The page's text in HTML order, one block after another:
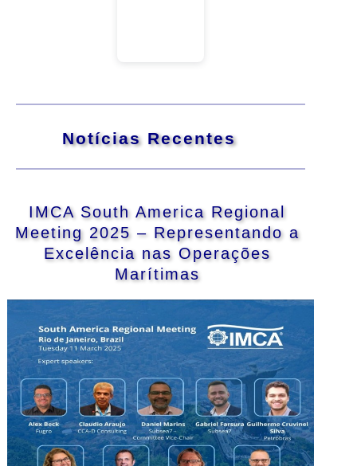
Notícias Recentes
IMCA South America Regional
Meeting 2025 – Representando a
Excelência nas Operações
Marítimas